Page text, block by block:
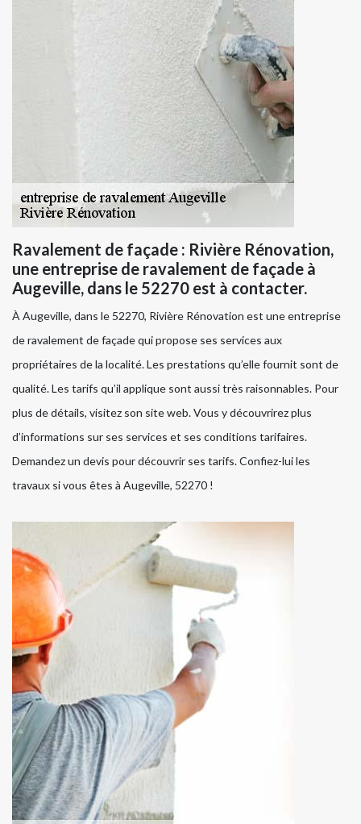
Ravalement de façade : Rivière Rénovation,
une entreprise de ravalement de façade à
Augeville, dans le 52270 est à contacter.
À Augeville, dans le 52270, Rivière Rénovation est une entreprise
de ravalement de façade qui propose ses services aux
propriétaires de la localité. Les prestations qu’elle fournit sont de
qualité. Les tarifs qu’il applique sont aussi très raisonnables. Pour
plus de détails, visitez son site web. Vous y découvrirez plus
d’informations sur ses services et ses conditions tarifaires.
Demandez un devis pour découvrir ses tarifs. Confiez-lui les
travaux si vous êtes à Augeville, 52270 !